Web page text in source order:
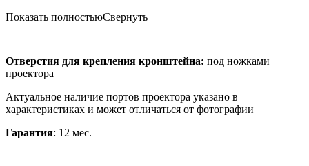
Показать полностьюСвернуть
Отверстия для крепления кронштейна: под ножками
проектора
Актуальное наличие портов проектора указано в
характеристиках и может отличаться от фотографии
Гарантия: 12 мес.